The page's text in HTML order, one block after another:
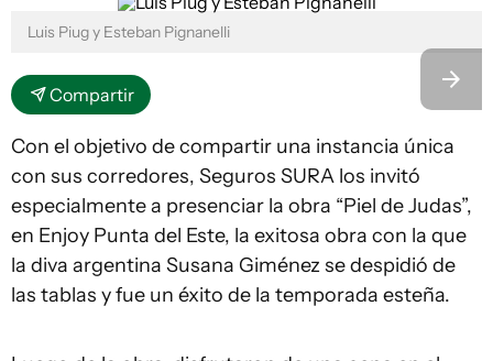
Luis Piug y Esteban Pignanelli
Compartir
Con el objetivo de compartir una instancia única
con sus corredores, Seguros SURA los invitó
especialmente a presenciar la obra “Piel de Judas”,
en Enjoy Punta del Este, la exitosa obra con la que
la diva argentina Susana Giménez se despidió de
las tablas y fue un éxito de la temporada esteña.